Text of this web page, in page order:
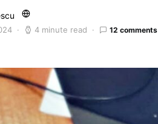
4 minute read 12 comments